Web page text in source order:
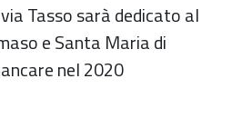
Tasso sarà dedicato al
e Santa Maria di
nel 2020